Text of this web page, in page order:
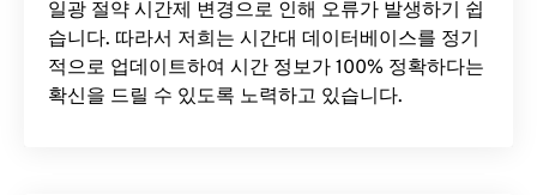
일광 절약 시간제 변경으로 인해 오류가 발생하기 쉽
습니다. 따라서 저희는 시간대 데이터베이스를 정기
적으로 업데이트하여 시간 정보가 100% 정확하다는
확신을 드릴 수 있도록 노력하고 있습니다.